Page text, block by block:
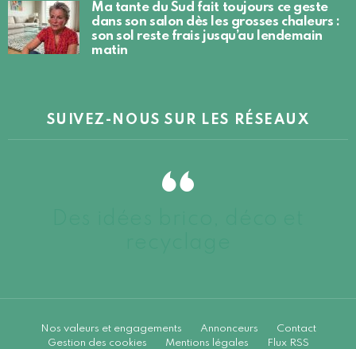
Ma tante du Sud fait toujours ce geste
dans son salon dès les grosses chaleurs :
son sol reste frais jusqu’au lendemain
matin
SUIVEZ-NOUS SUR LES RÉSEAUX
Nos valeurs et engagements Annonceurs
Contact
Gestion des cookies
Mentions légales Flux RSS